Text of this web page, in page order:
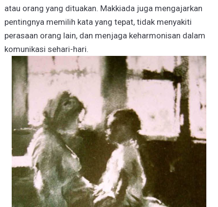
atau orang yang dituakan. Makkiada juga mengajarkan
pentingnya memilih kata yang tepat, tidak menyakiti
perasaan orang lain, dan menjaga keharmonisan dalam
komunikasi sehari-hari.